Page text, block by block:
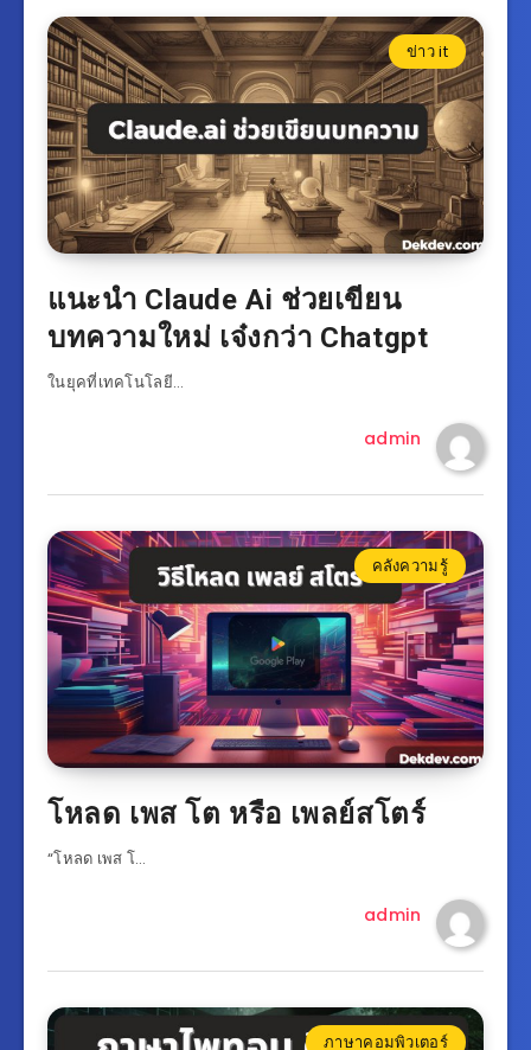
ข่าว it
แนะนำ Claude Ai ช่วยเขียน
บทความใหม่ เจ๋งกว่า Chatgpt
ในยุคที่เทคโนโลยี…
admin
คลังความรู้
โหลด เพส โต หรือ เพลย์สโตร์
“โหลด เพส โ…
admin
ภาษาคอมพิวเตอร์